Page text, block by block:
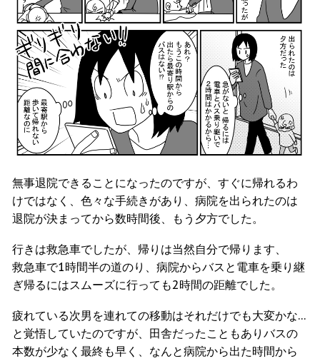
無事退院できることになったのですが、すぐに帰れるわ
けではなく、色々な手続きがあり、病院を出られたのは
退院が決まってから数時間後、もう夕方でした。
行きは救急車でしたが、帰りは当然自分で帰ります、
救急車で1時間半の道のり、病院からバスと電車を乗り継
ぎ帰るにはスムーズに行っても2時間の距離でした。
疲れている次男を連れての移動はそれだけでも大変かな…
と覚悟していたのですが、田舎だったこともありバスの
本数が少なく最終も早く、なんと病院から出た時間から